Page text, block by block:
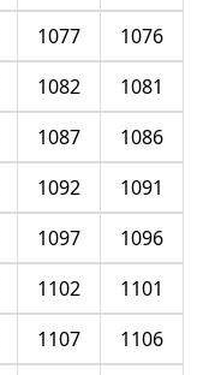
1076
1077
1081
1082
1086
1087
1091
1092
1096
1097
1101
1102
1106
1107